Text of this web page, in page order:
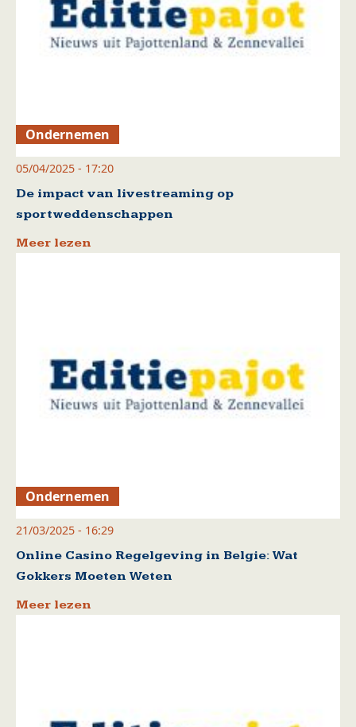
Ondernemen
05/04/2025 - 17:20
De impact van livestreaming op
sportweddenschappen
Meer lezen
Ondernemen
21/03/2025 - 16:29
Online Casino Regelgeving in Belgie: Wat
Gokkers Moeten Weten
Meer lezen